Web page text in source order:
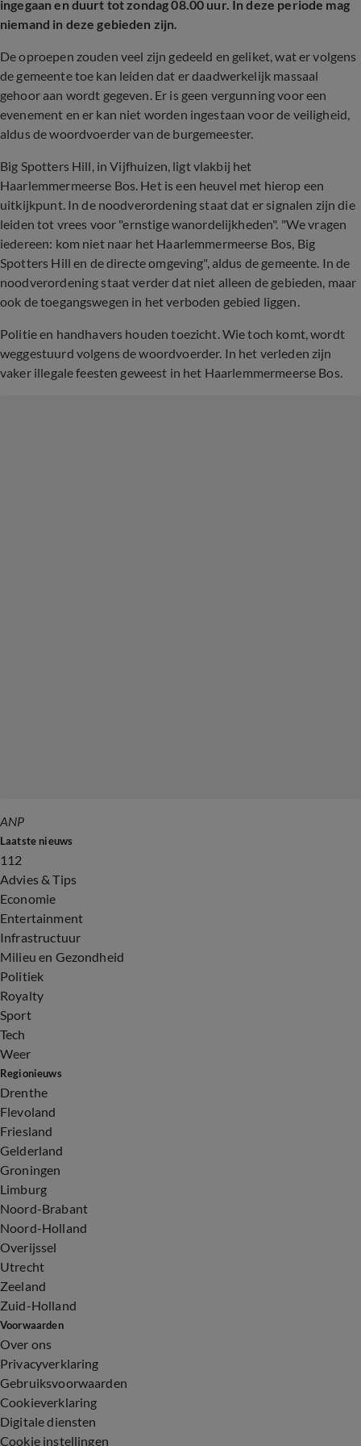
ingegaan en duurt tot zondag 08.00 uur. In deze periode mag
niemand in deze gebieden zijn.
De oproepen zouden veel zijn gedeeld en geliket, wat er volgens
de gemeente toe kan leiden dat er daadwerkelijk massaal
gehoor aan wordt gegeven. Er is geen vergunning voor een
evenement en er kan niet worden ingestaan voor de veiligheid,
aldus de woordvoerder van de burgemeester.
Big Spotters Hill, in Vijfhuizen, ligt vlakbij het
Haarlemmermeerse Bos. Het is een heuvel met hierop een
uitkijkpunt. In de noodverordening staat dat er signalen zijn die
leiden tot vrees voor "ernstige wanordelijkheden". "We vragen
iedereen: kom niet naar het Haarlemmermeerse Bos, Big
Spotters Hill en de directe omgeving", aldus de gemeente. In de
noodverordening staat verder dat niet alleen de gebieden, maar
ook de toegangswegen in het verboden gebied liggen.
Politie en handhavers houden toezicht. Wie toch komt, wordt
weggestuurd volgens de woordvoerder. In het verleden zijn
vaker illegale feesten geweest in het Haarlemmermeerse Bos.
ANP
Laatste nieuws
112
Advies & Tips
Economie
Entertainment
Infrastructuur
Milieu en Gezondheid
Politiek
Royalty
Sport
Tech
Weer
Regionieuws
Drenthe
Flevoland
Friesland
Gelderland
Groningen
Limburg
Noord-Brabant
Noord-Holland
Overijssel
Utrecht
Zeeland
Zuid-Holland
Voorwaarden
Over ons
Privacyverklaring
Gebruiksvoorwaarden
Cookieverklaring
Digitale diensten
Cookie instellingen